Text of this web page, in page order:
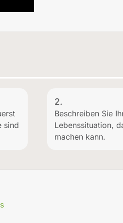
sind
2.
Beschreiben Sie
Lebenssituation,
machen kann.